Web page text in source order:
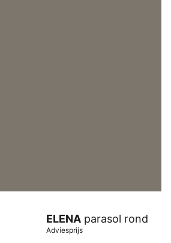
ELENA parasol rond
Adviesprijs